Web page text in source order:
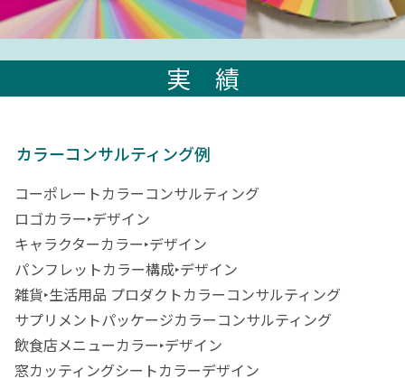
実 績
カラーコンサルティング例
コーポレートカラーコンサルティング
ロゴカラー‣デザイン
キャラクターカラー‣デザイン
パンフレットカラー構成‣デザイン
雑貨‣生活用品 プロダクトカラーコンサルティング
サプリメントパッケージカラーコンサルティング
飲⾷店メニューカラー‣デザイン
窓カッティングシートカラーデザイン